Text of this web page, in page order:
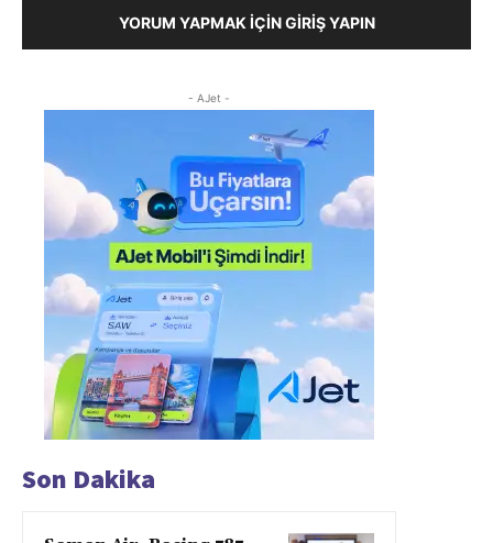
YORUM YAPMAK İÇIN GIRIŞ YAPIN
- AJet -
Son Dakika